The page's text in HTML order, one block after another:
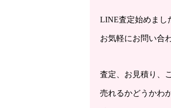
LINE査定始めまし
お気軽にお問い合
査定、お見積り、
売れるかどうかわ